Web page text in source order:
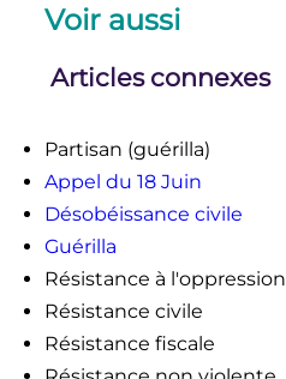
Voir aussi
Articles connexes
Partisan (guérilla)
Appel du 18 Juin
Désobéissance civile
Guérilla
Résistance à l'oppression
Résistance civile
Résistance fiscale